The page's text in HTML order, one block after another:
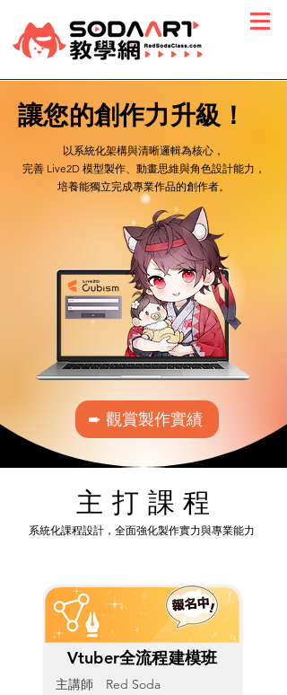
讓您的創作力升級！
以系統化架構與清晰邏輯為核心，
完善 Live2D 模型製作、動畫思維與角色設計能力，
培養能獨立完成專業作品的創作者。
➨ 觀賞製作實績
主 打 課 程
系統化課程設計，全面強化製作實力與專業能力
Vtuber全流程建模班
主講師 Red Soda